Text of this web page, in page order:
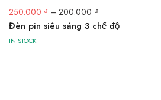
20%
250.000₫ – 200.000 ₫
Đèn pin siêu sáng 3 chế độ
IN STOCK